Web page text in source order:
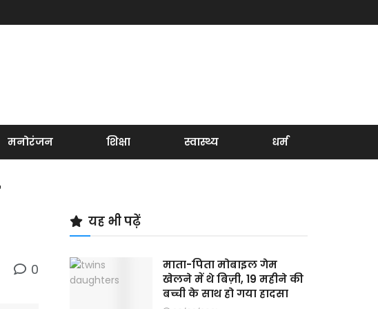
मनोरंजन शिक्षा स्वास्थ्य धर्म
0
यह भी पढ़ें
माता-पिता मोबाइल गेम
खेलने में थे बिज़ी, 19 महीने की
बच्ची के साथ हो गया हादसा